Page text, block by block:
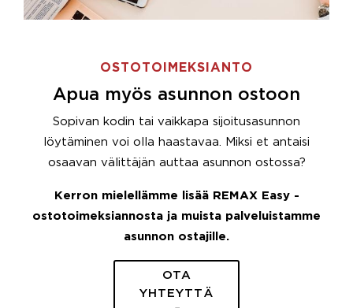
OSTOTOIMEKSIANTO
Apua myös asunnon ostoon
Sopivan kodin tai vaikkapa sijoitusasunnon
löytäminen voi olla haastavaa. Miksi et antaisi
osaavan välittäjän auttaa asunnon ostossa?
Kerron mielellämme lisää REMAX Easy -
ostotoimeksiannosta ja muista palveluistamme
asunnon ostajille.
OTA
YHTEYTTÄ